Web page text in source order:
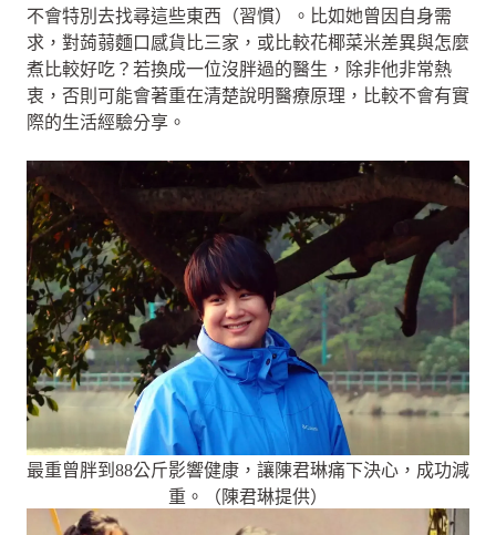
不會特別去找尋這些東西（習慣）。比如她曾因自身需
求，對蒟蒻麵口感貨比三家，或比較花椰菜米差異與怎麼
煮比較好吃？若換成一位沒胖過的醫生，除非他非常熱
衷，否則可能會著重在清楚說明醫療原理，比較不會有實
際的生活經驗分享。
最重曾胖到88公斤影響健康，讓陳君琳痛下決心，成功減
重。（陳君琳提供）